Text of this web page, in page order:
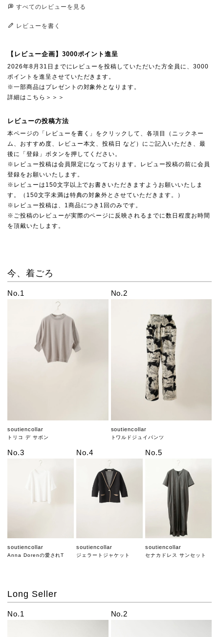
すべてのレビューを見る
レビューを書く
【レビュー企画】3000ポイント進呈
2026年8月31日までにレビューを投稿していただいた方全員に、3000
ポイントを進呈させていただきます。
※一部商品はプレゼントの対象外となります。
詳細はこちら＞＞＞
レビューの投稿方法
本ページの「レビューを書く」をクリックして、各項目（ニックネー
ム、おすすめ度、レビュー本文、投稿日 など）にご記入いただき、最
後に「登録」ボタンを押してください。
※レビュー投稿は会員限定になっております。レビュー投稿の前に会員
登録をお願いいたします。
※レビューは150文字以上でお書きいただきますようお願いいたしま
す。（150文字未満は特典の対象外とさせていただきます。）
※レビュー投稿は、1商品につき1回のみです。
※ご投稿のレビューが実際のページに反映されるまでに数日程度お時間
を頂戴いたします。
今、着ごろ
No.1
soutiencollar
トリコ デ サボン
No.2
soutiencollar
トワルドジュイパンツ
No.3
soutiencollar
Anna Dorenの愛されT
No.4
soutiencollar
ジェラートジャケット
No.5
soutiencollar
セナカドレス サンセット
Long Seller
No.1 No.2